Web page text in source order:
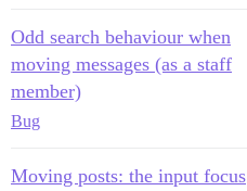
Odd search behaviour when
moving messages (as a staff
member)
Bug
Moving posts: the input focus